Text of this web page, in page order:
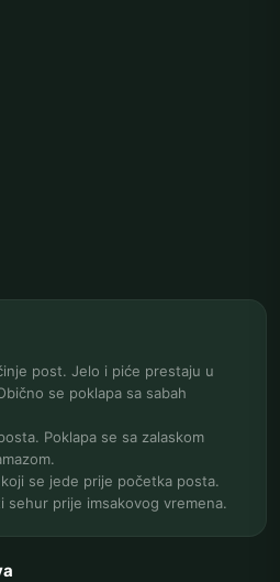
post. Jelo i piće prestaju u
se poklapa sa sabah
Poklapa se sa zalaskom
se jede prije početka posta.
sehur prije imsakovog vremena.